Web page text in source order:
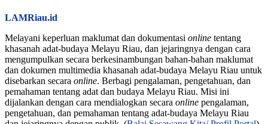
LAMRiau.id
Melayani keperluan maklumat dan dokumentasi online tentang
khasanah adat-budaya Melayu Riau, dan jejaringnya dengan cara
mengumpulkan secara berkesinambungan bahan-bahan maklumat
dan dokumen multimedia khasanah adat-budaya Melayu Riau untuk
disebarkan secara online. Berbagi pengalaman, pengetahuan, dan
pemahaman tentang adat dan budaya Melayu Riau. Misi ini
dijalankan dengan cara mendialogkan secara online pengalaman,
pengetahuan, dan pemahaman tentang adat-budaya Melayu Riau